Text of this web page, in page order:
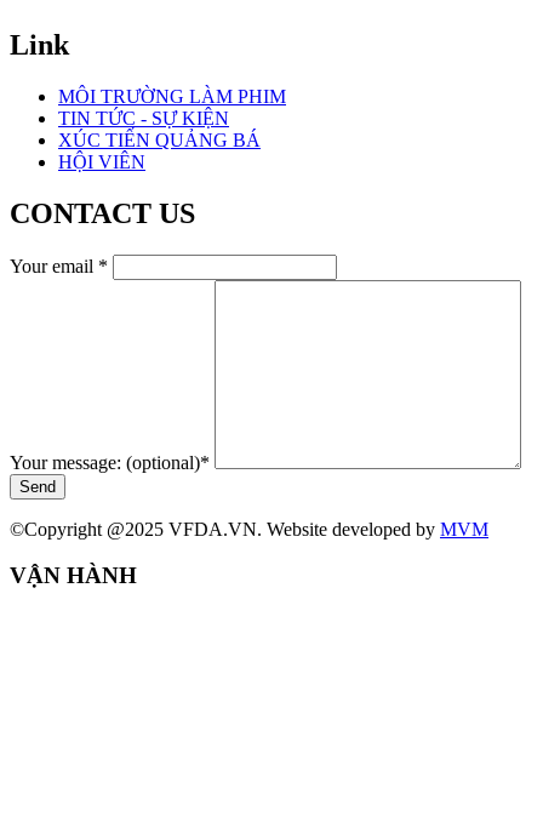
Link
MÔI TRƯỜNG LÀM PHIM
TIN TỨC - SỰ KIỆN
XÚC TIẾN QUẢNG BÁ
HỘI VIÊN
CONTACT US
Your email *
Your message: (optional)*
Send
©Copyright @2025 VFDA.VN. Website developed by MVM
VẬN HÀNH